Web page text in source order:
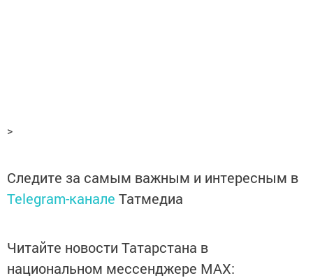
>
Следите за самым важным и интересным в
Telegram-канале Татмедиа
Читайте новости Татарстана в
национальном мессенджере MАХ: